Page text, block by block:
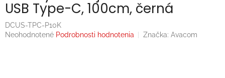
USB Type-C, 100cm, černá
DCUS-TPC-P10K
Priemerné
Neohodnotené Podrobnosti hodnotenia Značka: Avacom